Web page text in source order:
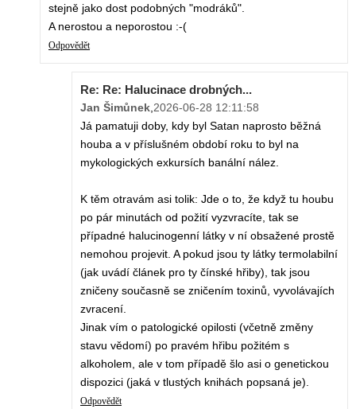
stejně jako dost podobných "modráků".
A nerostou a neporostou :-(
Odpovědět
Re: Re: Halucinace drobných...
Jan Šimůnek 2026-06-28 12:11:58
Já pamatuji doby, kdy byl Satan naprosto běžná
houba a v příslušném období roku to byl na
mykologických exkursích banální nález.
K těm otravám asi tolik: Jde o to, že když tu houbu
po pár minutách od požití vyzvracíte, tak se
případné halucinogenní látky v ní obsažené prostě
nemohou projevit. A pokud jsou ty látky termolabilní
(jak uvádí článek pro ty čínské hřiby), tak jsou
zničeny současně se zničením toxinů, vyvolávajích
zvracení.
Jinak vím o patologické opilosti (včetně změny
stavu vědomí) po pravém hřibu požitém s
alkoholem, ale v tom případě šlo asi o genetickou
dispozici (jaká v tlustých knihách popsaná je).
Odpovědět